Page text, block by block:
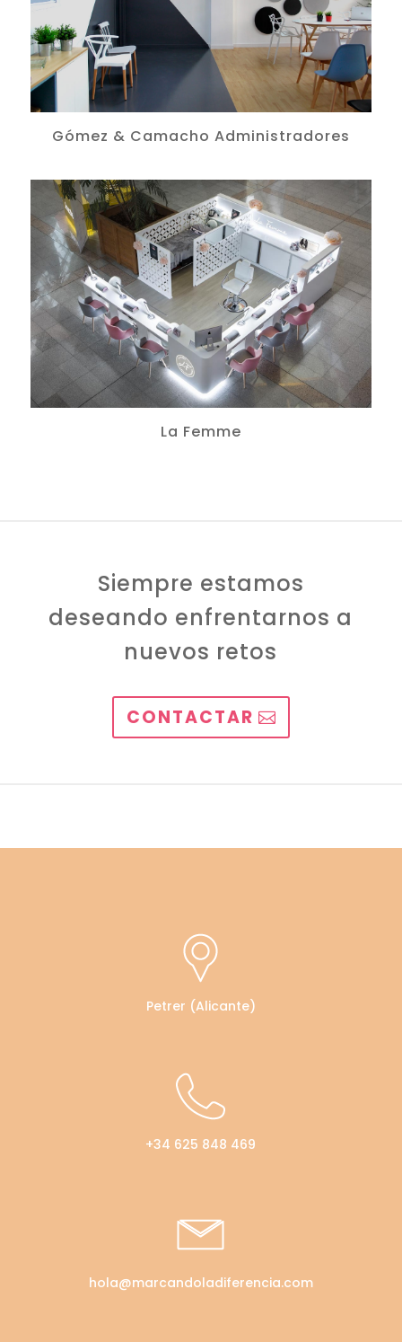
Gómez & Camacho Administradores
La Femme
Siempre estamos
deseando enfrentarnos a
nuevos retos
CONTACTAR
Petrer (Alicante)
+34 625 848 469
hola@marcandoladiferencia.com